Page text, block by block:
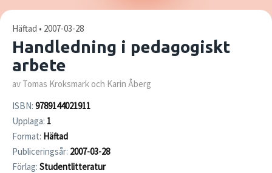
Häftad • 2007-03-28
Handledning i pedagogiskt
arbete
av Tomas Kroksmark och Karin Åberg
ISBN: 9789144021911
Upplaga: 1
Format: Häftad
Publiceringsår: 2007-03-28
Förlag: Studentlitteratur